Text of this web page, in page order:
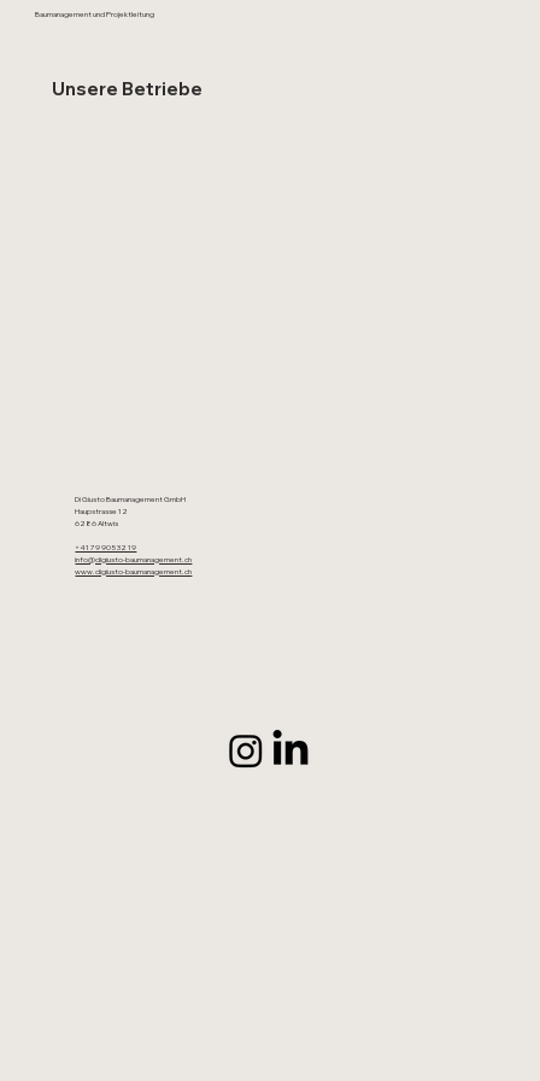
Di Giusto Baumanagement GmbH
Haupstrasse 12
6286 Altwis
+41 79 905 32 19
info@digiusto-baumanagement.ch
www.digiusto-baumanagement.ch
Unsere Betriebe
Baumanagement und Projektleitung